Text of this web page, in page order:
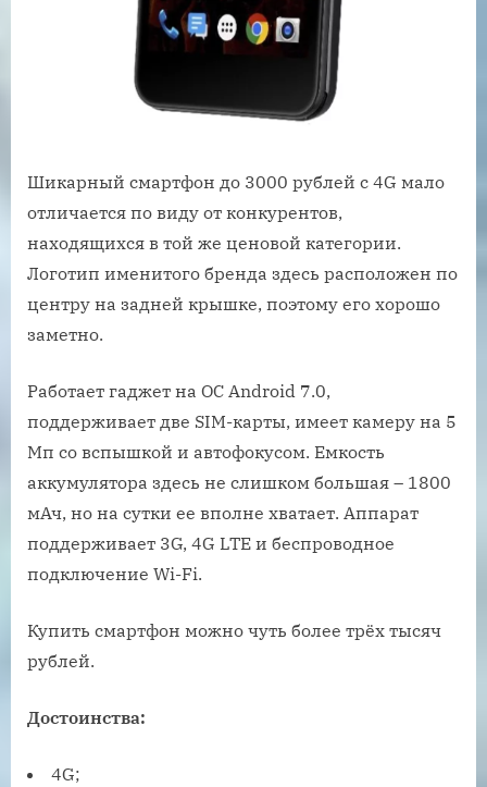
Шикарный смартфон до 3000 рублей с 4G мало
отличается по виду от конкурентов,
находящихся в той же ценовой категории.
Логотип именитого бренда здесь расположен по
центру на задней крышке, поэтому его хорошо
заметно.
Работает гаджет на ОС Android 7.0,
поддерживает две SIM-карты, имеет камеру на 5
Мп со вспышкой и автофокусом. Емкость
аккумулятора здесь не слишком большая – 1800
мАч, но на сутки ее вполне хватает. Аппарат
поддерживает 3G, 4G LTE и беспроводное
подключение Wi-Fi.
Купить смартфон можно чуть более трёх тысяч
рублей.
Достоинства:
4G;